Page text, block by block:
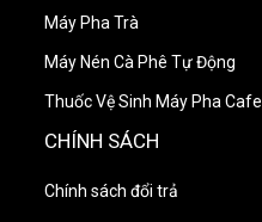
Máy Pha Trà
Máy Nén Cà Phê Tự Động
Thuốc Vệ Sinh Máy Pha Cafe
CHÍNH SÁCH
Chính sách đổi trả